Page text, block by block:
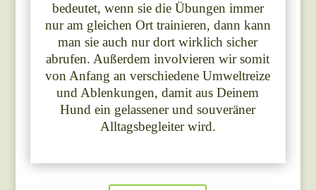
bedeutet, wenn sie die Übungen immer
nur am gleichen Ort trainieren, dann kann
man sie auch nur dort wirklich sicher
abrufen. Außerdem involvieren wir somit
von Anfang an verschiedene Umweltreize
und Ablenkungen, damit aus Deinem
Hund ein gelassener und souveräner
Alltagsbegleiter wird.